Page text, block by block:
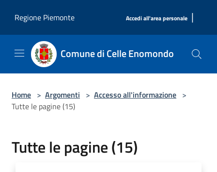
Regione Piemonte
Accedi all'area personale |
Comune di Celle Enomondo
Home > Argomenti > Accesso all'informazione >
Tutte le pagine (15)
Tutte le pagine (15)